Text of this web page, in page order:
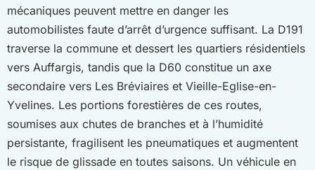
mécaniques peuvent mettre en danger les
automobilistes faute d’arrêt d’urgence suffisant. La D191
traverse la commune et dessert les quartiers résidentiels
vers Auffargis, tandis que la D60 constitue un axe
secondaire vers Les Bréviaires et Vieille-Eglise-en-
Yvelines. Les portions forestières de ces routes,
soumises aux chutes de branches et à l’humidité
persistante, fragilisent les pneumatiques et augmentent
le risque de glissade en toutes saisons. Un véhicule en